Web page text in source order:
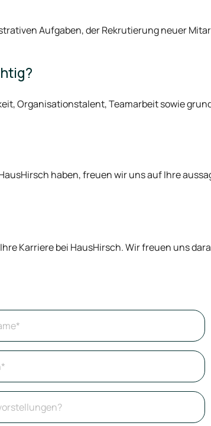
Aufgaben, der Rekrutierung neuer
Organisationstalent, Teamarbeit sowie
haben, freuen wir uns auf Ihre
Karriere bei HausHirsch. Wir freuen uns